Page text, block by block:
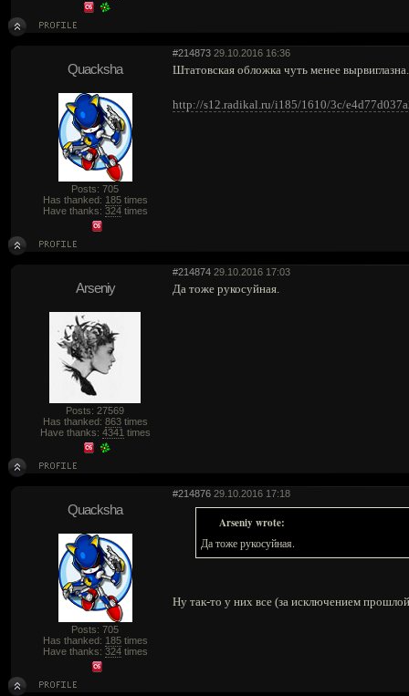
#214873 29.10.2016 16:36
Quacksha
Posts: 705
Has thanked: 185times
Have thanks: 324times
Штатовская обложка чуть менее вырвиглазна.
http://s12.radikal.ru/i185/1610/3c/
#214874 29.10.2016 17:03
Arseniy
Posts: 27569
Has thanked: 863times
Have thanks: 4341 times
Да тоже рукосуйная.
#214876 29.10.2016 17:18
Quacksha
Posts: 705
Has thanked: 185times
Have thanks: 324times
Arseniy wrote:
Да тоже рукосуйная.
Ну так-то у них все (за исключением